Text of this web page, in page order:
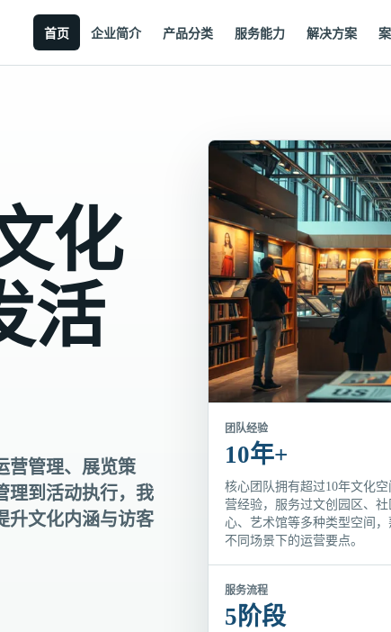
首页 企业简介 产品分类 服务能力 解决方案
化
活
营管理、展览策
理到活动执行，我
升文化内涵与访客
团队经验
10年+
核心团队拥有超过10年文化空
营经验，服务过文创园区、社
心、艺术馆等多种类型空间，
不同场景下的运营要点。
服务流程
5阶段